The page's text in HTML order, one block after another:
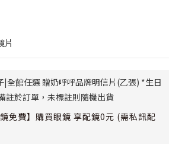
片
|全館任選 贈奶呼呼品牌明信片(乙張) *生日
註於訂單，未標註則隨機出貨
免費】購買眼鏡 享配鏡0元 (需私訊配